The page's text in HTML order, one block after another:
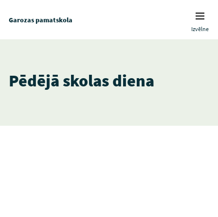
Garozas pamatskola
Izvēlne
Pēdējā skolas diena